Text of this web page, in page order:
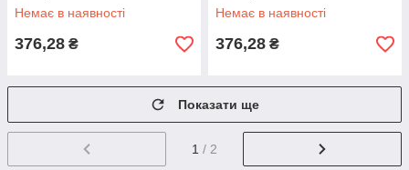
Немає в наявності
376,28 ₴
Немає в наявності
376,28 ₴
Показати ще
1 / 2